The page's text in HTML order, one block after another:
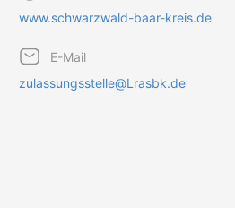
www.schwarzwald-baar-kreis.de
E-Mail
zulassungsstelle@Lrasbk.de